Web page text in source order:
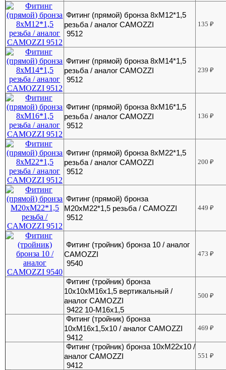
Фитинг (прямой) бронза 8хМ12*1,5
резьба / аналог CAMOZZI
9512
135₽
Фитинг (прямой) бронза 8хМ14*1,5
резьба / аналог CAMOZZI
9512
239₽
Фитинг (прямой) бронза 8хМ16*1,5
резьба / аналог CAMOZZI
9512
136₽
Фитинг (прямой) бронза 8хМ22*1,5
резьба / аналог CAMOZZI
9512
200₽
Фитинг (прямой) бронза
М20хМ22*1,5 резьба / CAMOZZI
9512
449₽
Фитинг (тройник) бронза 10 / аналог
CAMOZZI
9540
473₽
Фитинг (тройник) бронза
10х10хМ16х1,5 вертикальный /
аналог CAMOZZI
9422 10-М16х1,5
500₽
Фитинг (тройник) бронза
10хМ16х1,5х10 / аналог CAMOZZI
9412
469₽
Фитинг (тройник) бронза 10хМ22х10 /
аналог CAMOZZI
9412
551₽